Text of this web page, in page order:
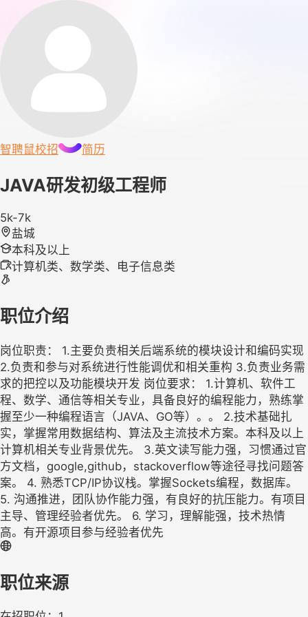
智聘鼠校招 简历
JAVA研发初级工程师
5k-7k
盐城
本科及以上
计算机类、数学类、电子信息类
职位介绍
岗位职责： 1.主要负责相关后端系统的模块设计和编码实现
2.负责和参与对系统进行性能调优和相关重构 3.负责业务需
求的把控以及功能模块开发 岗位要求： 1.计算机、软件工
程、数学、通信等相关专业，具备良好的编程能力，熟练掌
握至少一种编程语言（JAVA、GO等）。。 2.技术基础扎
实，掌握常用数据结构、算法及主流技术方案。本科及以上
计算机相关专业背景优先。 3.英文读写能力强，习惯通过官
方文档，google,github，stackoverflow等途径寻找问题答
案。 4. 熟悉TCP/IP协议栈。掌握Sockets编程，数据库。
5. 沟通推进，团队协作能力强，有良好的抗压能力。有项目
主导、管理经验者优先。 6. 学习，理解能强，技术热情
高。有开源项目参与经验者优先
职位来源